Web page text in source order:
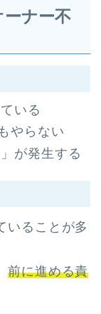
ナー不
いる
やらない
が発生する
いることが多
前に進める責